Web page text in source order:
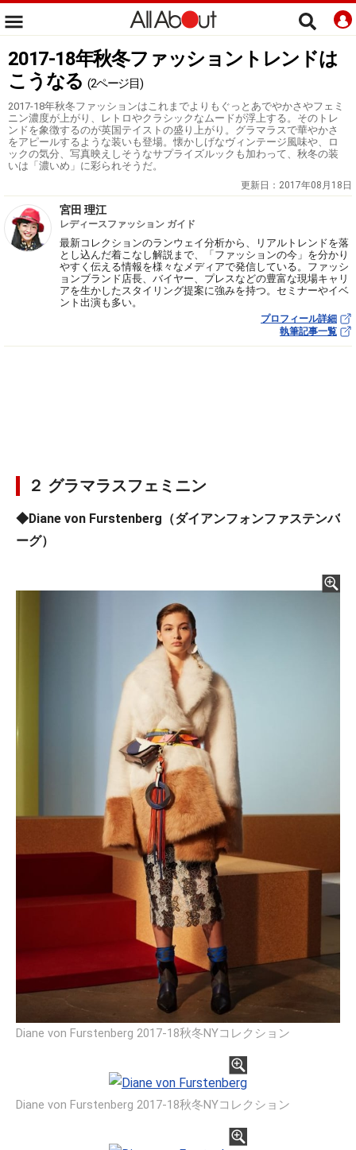
2017-18年秋冬ファッショントレンドは
こうなる (2ページ目)
2017-18年秋冬ファッションはこれまでよりもぐっとあでやかさやフェミ
ニン濃度が上がり、レトロやクラシックなムードが浮上する。そのトレ
ンドを象徴するのが英国テイストの盛り上がり。グラマラスで華やかさ
をアピールするような装いも登場。懐かしげなヴィンテージ風味や、ロ
ックの気分、写真映えしそうなサプライズルックも加わって、秋冬の装
いは「濃いめ」に彩られそうだ。
更新日： 2017年08月18日
宮田 理江
レディースファッション ガイド
最新コレクションのランウェイ分析から、リアルトレンドを落
とし込んだ着こなし解説まで、「ファッションの今」を分かり
やすく伝える情報を様々なメディアで発信している。ファッシ
ョンブランド店長、バイヤー、プレスなどの豊富な現場キャリ
アを生かしたスタイリング提案に強みを持つ。セミナーやイベ
ント出演も多い。
プロフィール詳細
執筆記事一覧
２ グラマラスフェミニン
◆Diane von Furstenberg（ダイアンフォンファステンバ
ーグ）
Diane von Furstenberg 2017-18秋冬NYコレクション
Diane von Furstenberg 2017-18秋冬NYコレクション